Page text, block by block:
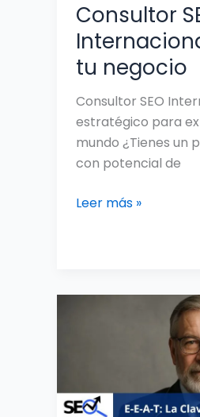
Consultor
tu negocio
Consultor SEO
estratégico para
mundo ¿Tienes un
con potencial de
Leer más »
web